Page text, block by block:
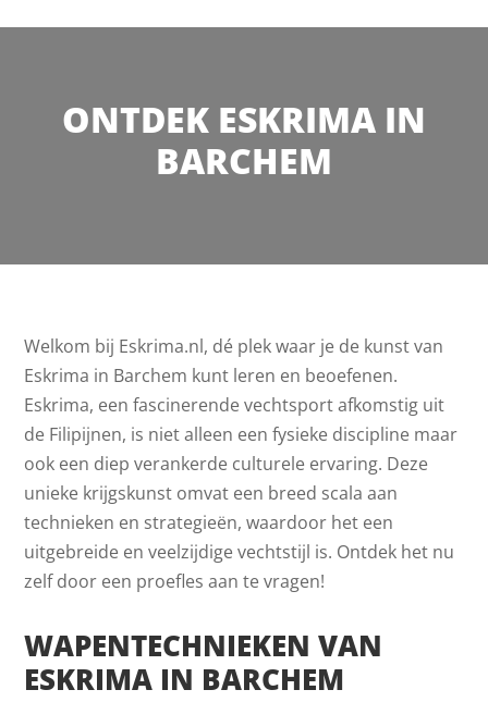
ONTDEK ESKRIMA IN
BARCHEM
Welkom bij Eskrima.nl, dé plek waar je de kunst van
Eskrima in Barchem kunt leren en beoefenen.
Eskrima, een fascinerende vechtsport afkomstig uit
de Filipijnen, is niet alleen een fysieke discipline maar
ook een diep verankerde culturele ervaring. Deze
unieke krijgskunst omvat een breed scala aan
technieken en strategieën, waardoor het een
uitgebreide en veelzijdige vechtstijl is. Ontdek het nu
zelf door een proefles aan te vragen!
WAPENTECHNIEKEN VAN
ESKRIMA IN BARCHEM